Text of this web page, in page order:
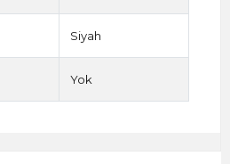
Siyah
Yok